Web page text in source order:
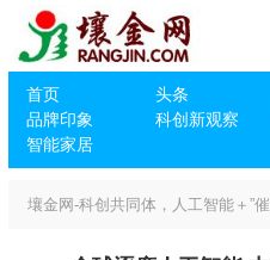
首页 头条
品牌印象
科创新观察
智能家居
壤金网-科创共同体，人工智能＋”